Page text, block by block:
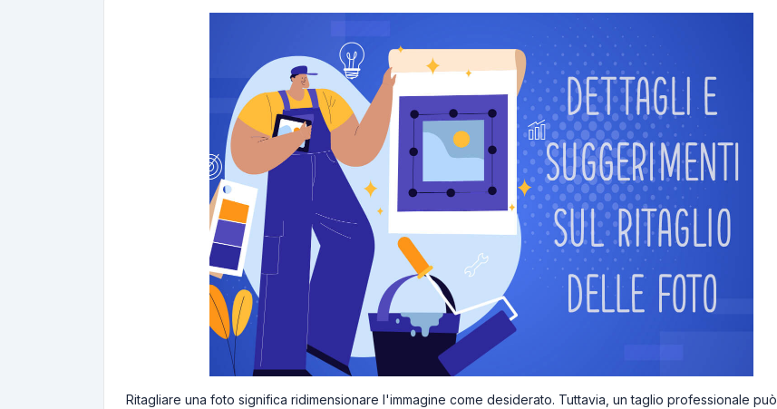
Ritagliare una foto significa ridimensionare l'immagine come desiderato. Tuttavia, un taglio professionale può